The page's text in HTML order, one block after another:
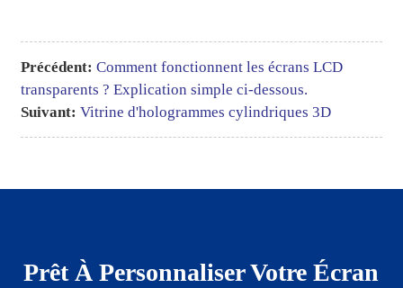
Précédent: Comment fonctionnent les écrans LCD
transparents ? Explication simple ci-dessous.
Suivant: Vitrine d'hologrammes cylindriques 3D
Prêt À Personnaliser Votre Écran